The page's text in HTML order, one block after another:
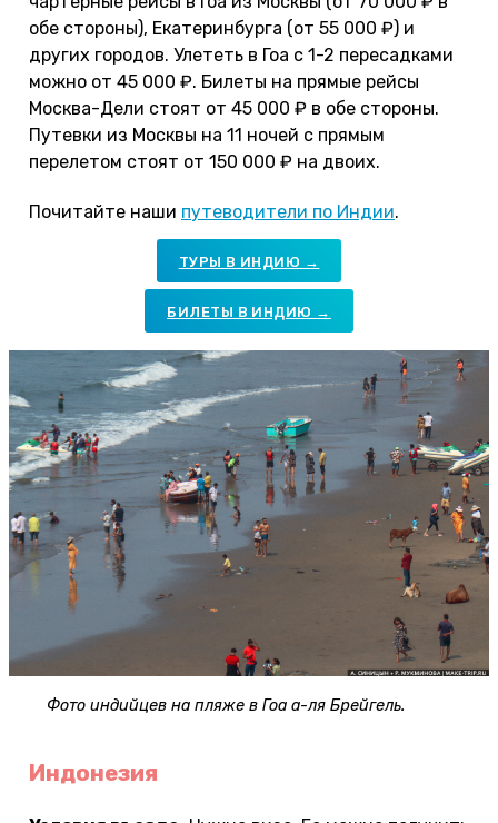
обе стороны), Екатеринбурга (от 55 000 ₽) и
других городов. Улететь в Гоа с 1-2 пересадками
можно от 45 000 ₽. Билеты на прямые рейсы
Москва-Дели стоят от 45 000 ₽ в обе стороны.
Путевки из Москвы на 11 ночей с прямым
перелетом стоят от 150 000 ₽ на двоих.
Почитайте наши путеводители по Индии.
ТУРЫ В ИНДИЮ →
БИЛЕТЫ В ИНДИЮ →
Фото индийцев на пляже в Гоа а-ля Брейгель.
Индонезия